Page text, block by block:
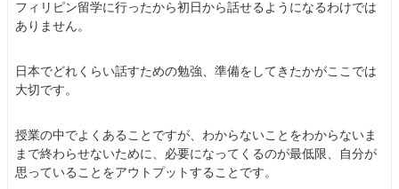
フィリピン留学に行ったから初日から話せるようになるわけでは
ありません。
日本でどれくらい話すための勉強、準備をしてきたかがここでは
大切です。
授業の中でよくあることですが、わからないことをわからないま
まで終わらせないために、必要になってくるのが最低限、自分が
思っていることをアウトプットすることです。